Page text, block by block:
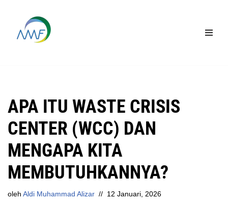
Lompat
APA ITU WASTE CRISIS
CENTER (WCC) DAN
MENGAPA KITA
MEMBUTUHKANNYA?
oleh Aldi Muhammad Alizar 12 Januari, 2026